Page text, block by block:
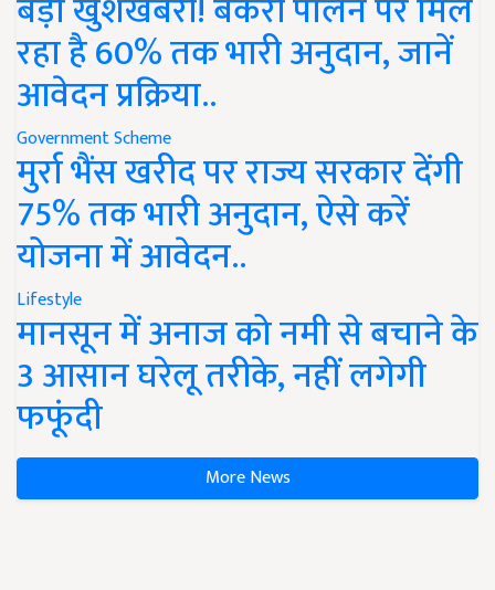
रहा है 60% तक भारी अनुदान, जानें
आवेदन प्रक्रिया..
Government Scheme
मुर्रा भैंस खरीद पर राज्य सरकार देंगी
75% तक भारी अनुदान, ऐसे करें
योजना में आवेदन..
Lifestyle
मानसून में अनाज को नमी से बचाने के
3 आसान घरेलू तरीके, नहीं लगेगी
फफूंदी
More News